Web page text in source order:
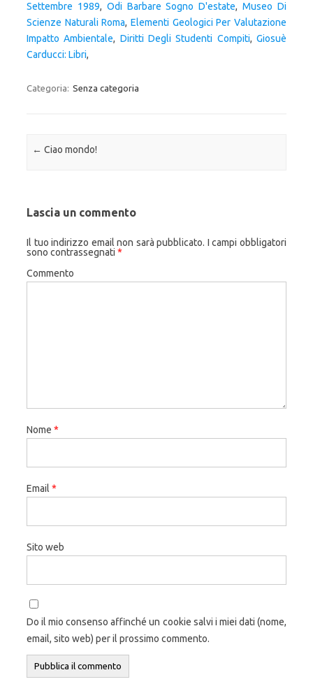
Settembre 1989, Odi Barbare Sogno D'estate,Museo Di
Scienze Naturali Roma,Elementi Geologici Per Valutazione
Impatto Ambientale, Diritti Degli Studenti Compiti,Giosuè
Carducci: Libri,
Categoria: Senza categoria
Navigazione articolo
← Ciao mondo!
Lascia un commento
Il tuo indirizzo email non sarà pubblicato. I campi obbligatori
sono contrassegnati *
Commento
Nome *
Email *
Sito web
Do il mio consenso affinché un cookie salvi i miei dati (nome,
email, sito web) per il prossimo commento.